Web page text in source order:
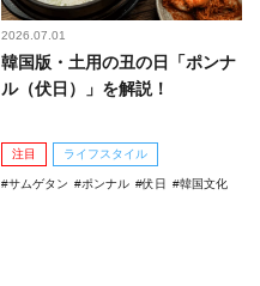
2026.07.01
韓国版・土用の丑の日「ポンナ
ル（伏日）」を解説！
注目 ライフスタイル
サムゲタン ポンナル 伏日 韓国文化